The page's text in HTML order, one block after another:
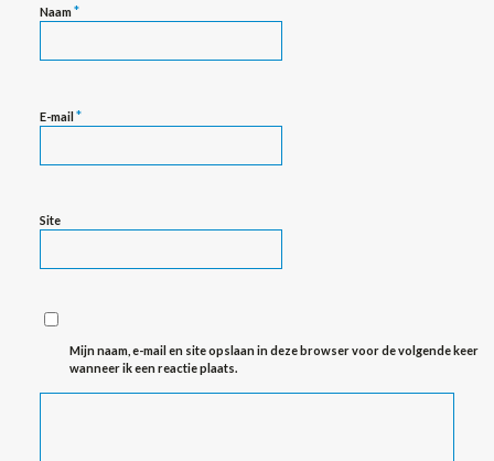
Naam*
E-mail*
Site
Mijn naam, e-mail en site opslaan in deze browser voor de volgende keer
wanneer ik een reactie plaats.